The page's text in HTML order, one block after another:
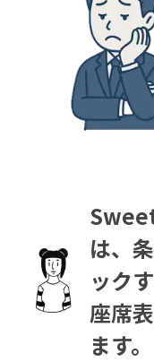
は、
ック
座席
ます。